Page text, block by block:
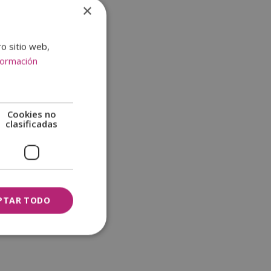
×
sitio web,
Cookies no
clasificadas
TODO